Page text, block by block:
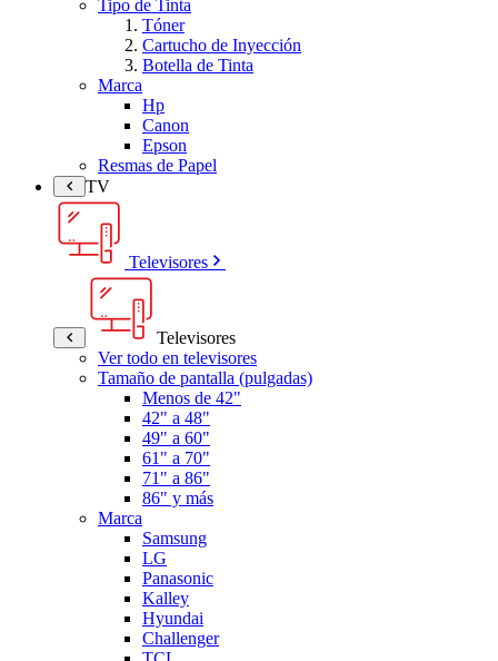
Tipo de Tinta
Tóner
Cartucho de Inyección
Botella de Tinta
Marca
Hp
Canon
Epson
Resmas de Papel
TV
Televisores
Televisores
Ver todo en televisores
Tamaño de pantalla (pulgadas)
Menos de 42"
42" a 48"
49" a 60"
61" a 70"
71" a 86"
86" y más
Marca
Samsung
LG
Panasonic
Kalley
Hyundai
Challenger